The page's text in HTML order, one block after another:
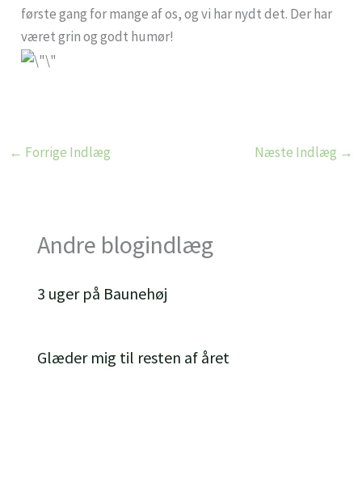
første gang for mange af os, og vi har nydt det. Der har
været grin og godt humør!
← Forrige Indlæg Næste Indlæg →
Andre blogindlæg
3 uger på Baunehøj
Glæder mig til resten af året